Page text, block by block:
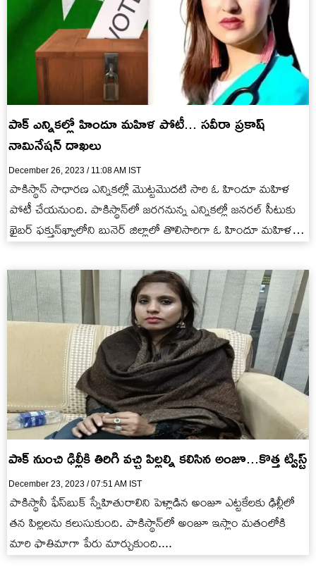
పాక్ ఎన్నికల్లో హిందూ మహిళ పోటీ... సవీరా ప్రకాష్
నామినేషన్ దాఖలు
December 26, 2023 / 11:08 AM IST
పాకిస్థాన్ సాధారణ ఎన్నికల్లో మొట్టమొదటి సారి ఓ హిందూ మహిళ
పోటీ చేయనుంది. పాకిస్థాన్‌లో జరగనున్న ఎన్నికల్లో జనరల్‌ సీటుకు
ఖైబర్‌ ఫక్తున్‌ఖ్వాలోని బునెర్‌ జిల్లాలో తొలిసారిగా ఓ హిందూ మహిళ
పాక్ నుంచి ఢిల్లీకి తిరిగి వచ్చి పిల్లల్ని కలిసిన అంజూ...కొత్త ట్విస్ట్
December 23, 2023 / 07:51 AM IST
పాకిస్థానీ ఫేస్‌బుక్ స్నేహితురాలిని పెళ్లాడిన అంజూ ఎట్టకేలకు ఢిల్లీలో
తన పిల్లలను కలుసుకుంది. పాకిస్థాన్‌లో అంజూ ఇస్లాం మతంలోకి
మారి ఫాతిమాగా పేరు మార్చుకుంది....